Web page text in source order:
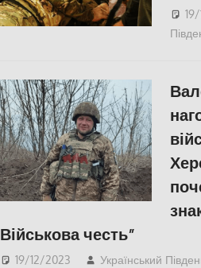
Військова честь”
19/12/2023 Український